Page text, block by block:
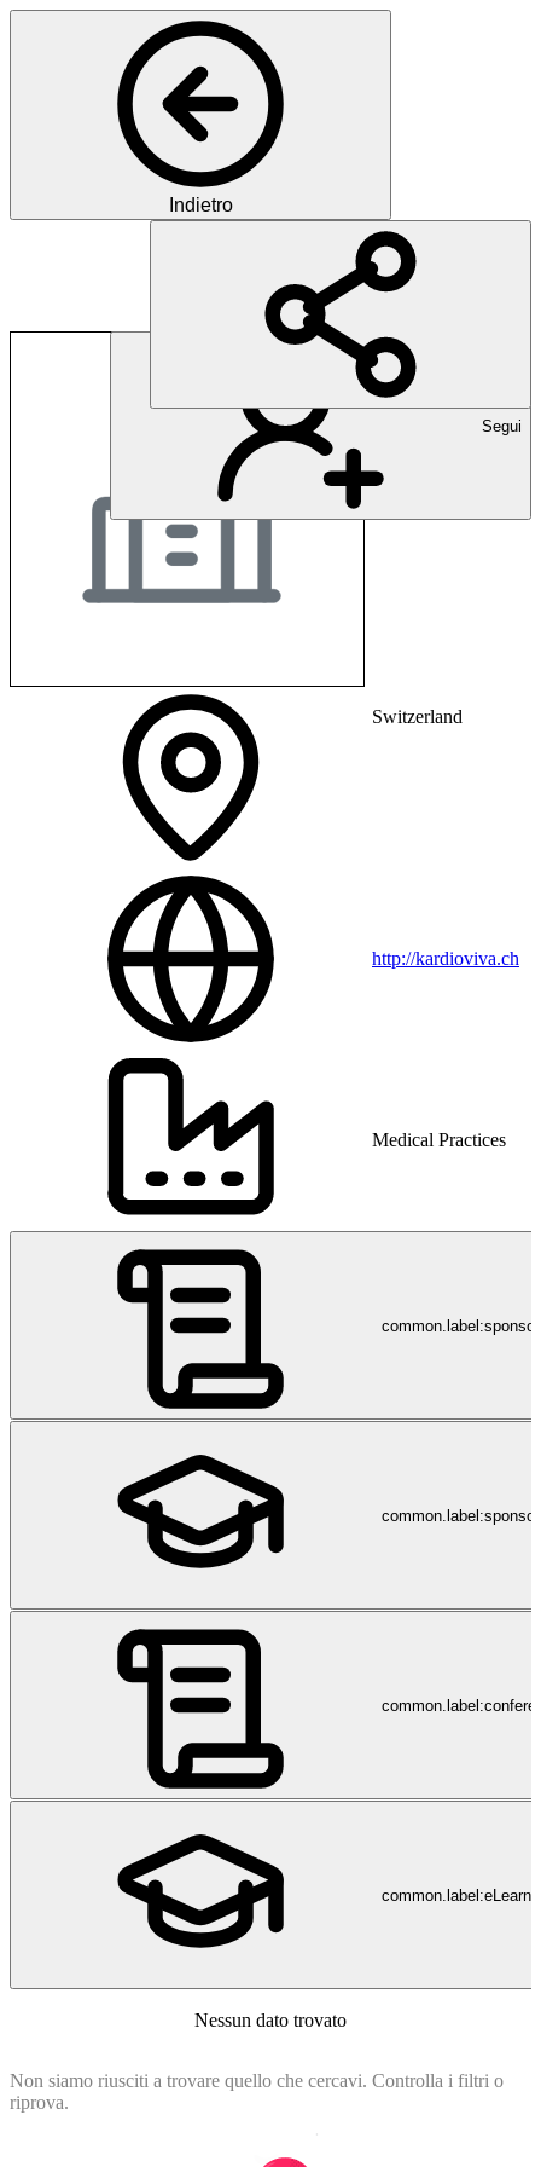
Indietro
Segui
Kardioviva
Switzerland
http://kardioviva.ch
Medical Practices
Nessun dato trovato
Non siamo riusciti a trovare quello che cercavi. Controlla i filtri o
riprova.